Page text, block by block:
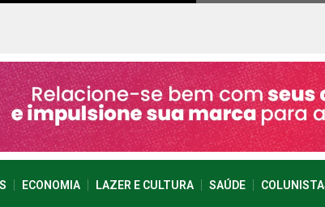
ECONOMIA LAZER E CULTURA SAÚDE